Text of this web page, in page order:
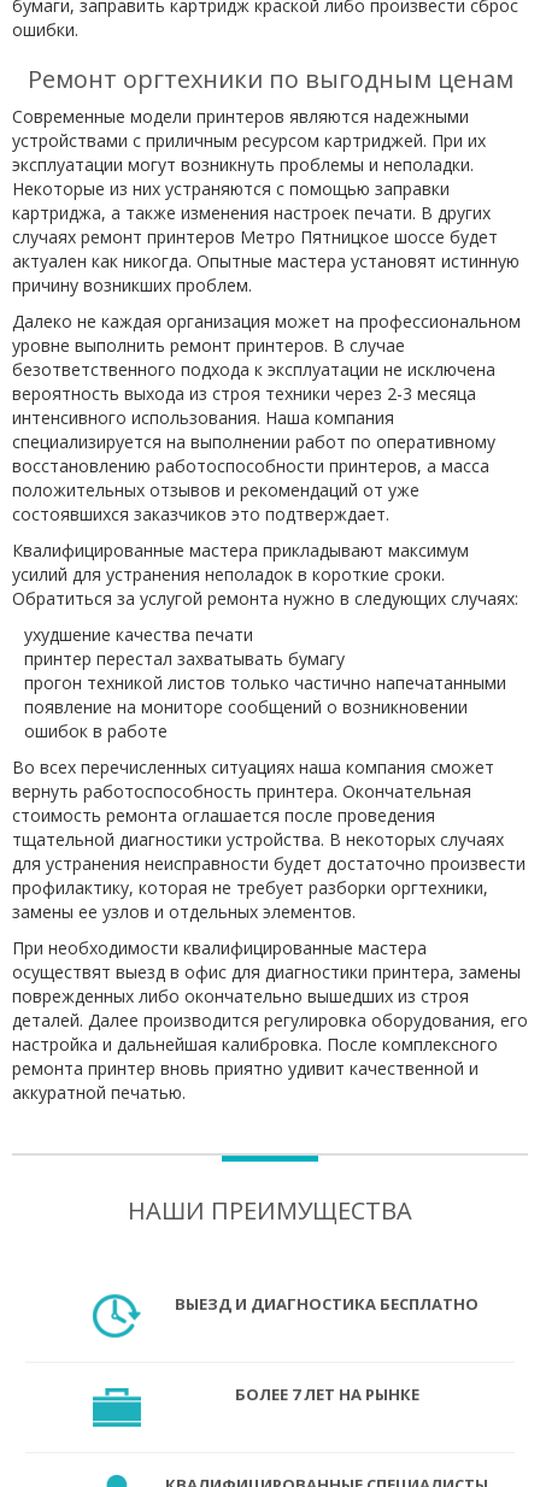
бумаги, заправить картридж краской либо произвести сброс
ошибки.
Ремонт оргтехники по выгодным ценам
Современные модели принтеров являются надежными
устройствами с приличным ресурсом картриджей. При их
эксплуатации могут возникнуть проблемы и неполадки.
Некоторые из них устраняются с помощью заправки
картриджа, а также изменения настроек печати. В других
случаях ремонт принтеров Метро Пятницкое шоссе будет
актуален как никогда. Опытные мастера установят истинную
причину возникших проблем.
Далеко не каждая организация может на профессиональном
уровне выполнить ремонт принтеров. В случае
безответственного подхода к эксплуатации не исключена
вероятность выхода из строя техники через 2-3 месяца
интенсивного использования. Наша компания
специализируется на выполнении работ по оперативному
восстановлению работоспособности принтеров, а масса
положительных отзывов и рекомендаций от уже
состоявшихся заказчиков это подтверждает.
Квалифицированные мастера прикладывают максимум
усилий для устранения неполадок в короткие сроки.
Обратиться за услугой ремонта нужно в следующих случаях:
ухудшение качества печати
принтер перестал захватывать бумагу
прогон техникой листов только частично напечатанными
появление на мониторе сообщений о возникновении
ошибок в работе
Во всех перечисленных ситуациях наша компания сможет
вернуть работоспособность принтера. Окончательная
стоимость ремонта оглашается после проведения
тщательной диагностики устройства. В некоторых случаях
для устранения неисправности будет достаточно произвести
профилактику, которая не требует разборки оргтехники,
замены ее узлов и отдельных элементов.
При необходимости квалифицированные мастера
осуществят выезд в офис для диагностики принтера, замены
поврежденных либо окончательно вышедших из строя
деталей. Далее производится регулировка оборудования, его
настройка и дальнейшая калибровка. После комплексного
ремонта принтер вновь приятно удивит качественной и
аккуратной печатью.
НАШИ ПРЕИМУЩЕСТВА
ВЫЕЗД И ДИАГНОСТИКА БЕСПЛАТНО
БОЛЕЕ 7 ЛЕТ НА РЫНКЕ